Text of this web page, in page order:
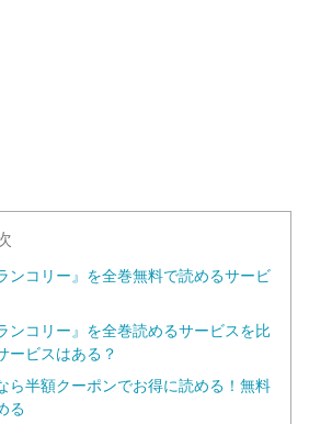
ンコリー』を全巻無料で読めるサービ
ンコリー』を全巻読めるサービスを比
ービスはある？
ら半額クーポンでお得に読める！無料
る